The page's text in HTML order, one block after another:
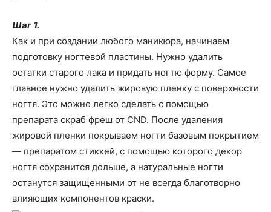
Шаг 1.
Как и при создании любого маникюра, начинаем
подготовку ногтевой пластины. Нужно удалить
остатки старого лака и придать ногтю форму. Самое
главное нужно удалить жировую пленку с поверхности
ногтя. Это можно легко сделать с помощью
препарата скраб фреш от CND. После удаления
жировой пленки покрываем ногти базовым покрытием
— препаратом стиккей, с помощью которого декор
ногтя сохранится дольше, а натуральные ногти
останутся защищенными от не всегда благотворно
влияющих компонентов краски.